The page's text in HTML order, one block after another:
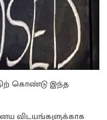
கொண்டு இந்த
விடயங்களுக்காக